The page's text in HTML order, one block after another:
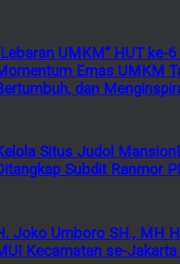
UMKM” HUT ke-
Emas UMKM
dan
Situs Judol
Subdit Ranmor
Joko Umboro SH., MH
Kecamatan se-Jakarta